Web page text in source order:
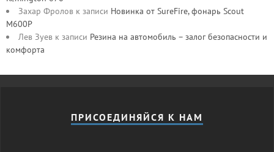
Захар Фролов к записи Новинка от SureFire, фонарь Scout
M600P
Лев Зуев к записи Резина на автомобиль – залог безопасности и
комфорта
ПРИСОЕДИНЯЙСЯ К НАМ